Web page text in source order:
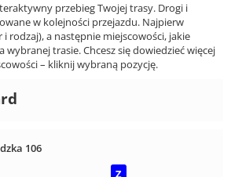
przebieg Twojej trasy. Drogi i
w kolejności przejazdu. Najpierw
rodzaj), a następnie miejscowości, jakie
wybranej trasie. Chcesz się dowiedzieć więcej
– kliknij wybraną pozycję.
106
Z